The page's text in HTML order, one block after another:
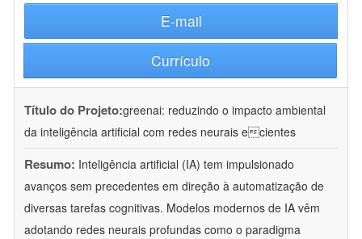
E-mail
Currículo
Título do Projeto:greenai: reduzindo o impacto ambiental
da inteligência artificial com redes neurais ecientes
Resumo: Inteligência artificial (IA) tem impulsionado
avanços sem precedentes em direção à automatização de
diversas tarefas cognitivas. Modelos modernos de IA vêm
adotando redes neurais profundas como o paradigma